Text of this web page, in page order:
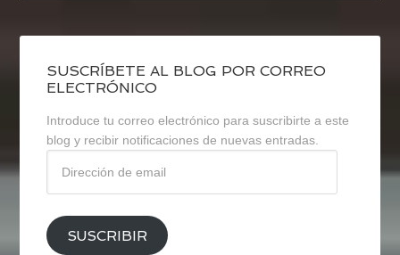
SUSCRÍBETE AL BLOG POR CORREO
ELECTRÓNICO
Introduce tu correo electrónico para suscribirte a este
blog y recibir notificaciones de nuevas entradas.
email
SUSCRIBIR